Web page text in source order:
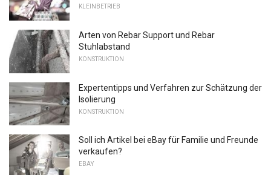
KLEINBETRIEB
Arten von Rebar Support und Rebar
Stuhlabstand
KONSTRUKTION
Expertentipps und Verfahren zur Schätzung der
Isolierung
KONSTRUKTION
Soll ich Artikel bei eBay für Familie und Freunde
verkaufen?
EBAY